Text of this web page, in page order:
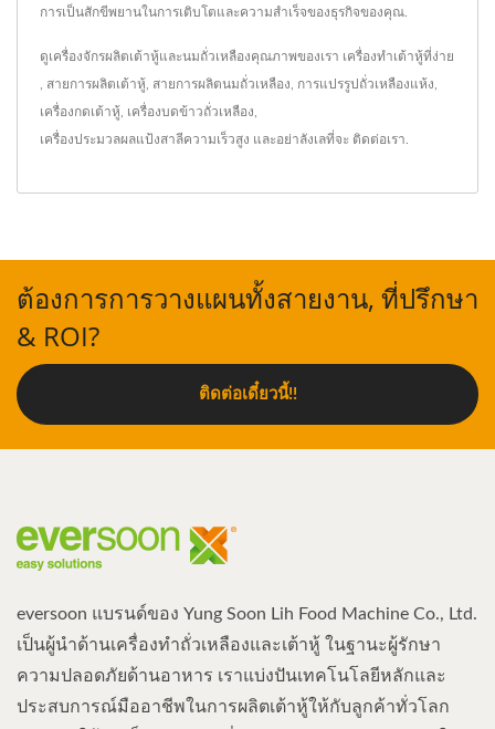
การเป็นสักขีพยานในการเติบโตและความสำเร็จของธุรกิจของคุณ.
ดูเครื่องจักรผลิตเต้าหู้และนมถั่วเหลืองคุณภาพของเรา เครื่องทำเต้าหู้ที่ง่าย
สายการผลิตเต้าหู้ สายการผลิตนมถั่วเหลือง การแปรรูปถั่วเหลืองแห้ง
เครื่องกดเต้าหู้ เครื่องบดข้าวถั่วเหลือง
เครื่องประมวลผลแป้งสาลีความเร็วสูง และอย่าลังเลที่จะ ติดต่อเรา
ต้องการการวางแผนทั้งสายงาน, ที่ปรึกษา
& ROI?
ติดต่อเดี๋ยวนี้!!
eversoon แบรนด์ของ Yung Soon Lih Food Machine Co., Ltd.
เป็นผู้นำด้านเครื่องทำถั่วเหลืองและเต้าหู้ ในฐานะผู้รักษา
ความปลอดภัยด้านอาหาร เราแบ่งปันเทคโนโลยีหลักและ
ประสบการณ์มืออาชีพในการผลิตเต้าหู้ให้กับลูกค้าทั่วโลก